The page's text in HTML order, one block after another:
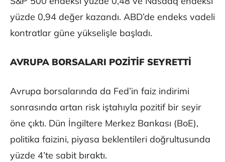
yüzde 0,94 değer kazandı. ABD’de endeks vadeli
kontratlar güne yükselişle başladı.
AVRUPA BORSALARI POZİTİF SEYRETTİ
Avrupa borsalarında da Fed’in faiz indirimi
sonrasında artan risk iştahıyla pozitif bir seyir
öne çıktı. Dün İngiltere Merkez Bankası (BoE),
politika faizini, piyasa beklentileri doğrultusunda
yüzde 4’te sabit bıraktı.